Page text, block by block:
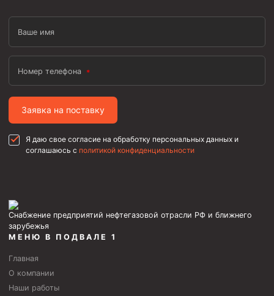
Ерши механические
Скреперы механические
Штанголовки
Удочки ловильные
Труболовки
Шламометаллоуловитель ШМУ
Обурочный комплекс ОК
Фрезеры торцевые с фрезерующей воронкой и с
Фрезеры арбузообразные
Фрезеры стартово-оконные
Калибраторы расширители
Фрезеры Барракуда
Ваше имя
Номер телефона
Заявка на поставку
Я даю свое согласие на обработку персональных данных и
соглашаюсь с политикой конфиденциальности
Снабжение предприятий нефтегазовой отрасли РФ и ближнего
зарубежья
МЕНЮ В ПОДВАЛЕ 1
Главная
О компании
Наши работы